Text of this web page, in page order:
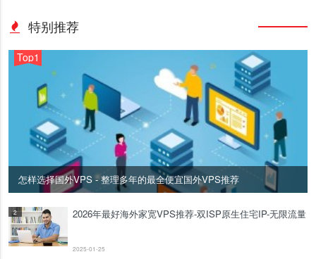
特别推荐
Top1
怎样选择国外VPS - 整理多年的最全便宜国外VPS推荐
2 2026年最好海外家宽VPS推荐-双ISP原生住宅IP-无限流量
2025-01-25